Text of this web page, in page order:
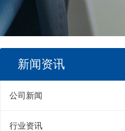
新闻资讯
公司新闻
行业资讯